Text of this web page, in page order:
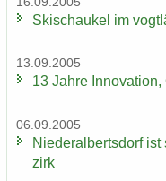
Ski­schau­kel im
13.09.2005
13 Jahre
06.09.2005
Nie­der­al­berts­dorf
zirk